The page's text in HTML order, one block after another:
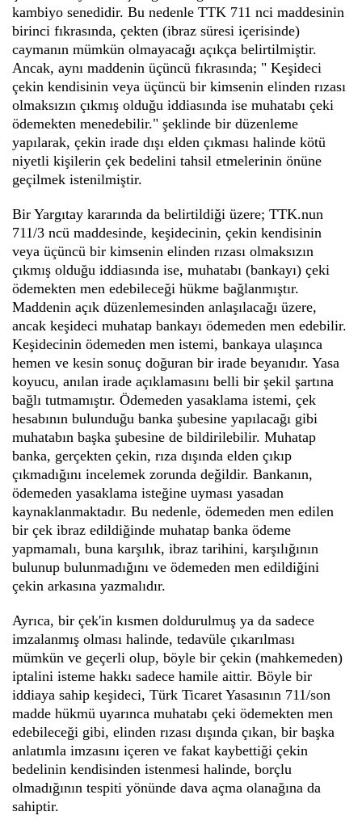
kambiyo senedidir. Bu nedenle TTK 711 nci maddesinin
birinci fıkrasında, çekten (ibraz süresi içerisinde)
caymanın mümkün olmayacağı açıkça belirtilmiştir.
Ancak, aynı maddenin üçüncü fıkrasında; " Keşideci
çekin kendisinin veya üçüncü bir kimsenin elinden rızası
olmaksızın çıkmış olduğu iddiasında ise muhatabı çeki
ödemekten menedebilir." şeklinde bir düzenleme
yapılarak, çekin irade dışı elden çıkması halinde kötü
niyetli kişilerin çek bedelini tahsil etmelerinin önüne
geçilmek istenilmiştir.
Bir Yargıtay kararında da belirtildiği üzere; TTK.nun
711/3 ncü maddesinde, keşidecinin, çekin kendisinin
veya üçüncü bir kimsenin elinden rızası olmaksızın
çıkmış olduğu iddiasında ise, muhatabı (bankayı) çeki
ödemekten men edebileceği hükme bağlanmıştır.
Maddenin açık düzenlemesinden anlaşılacağı üzere,
ancak keşideci muhatap bankayı ödemeden men edebilir.
Keşidecinin ödemeden men istemi, bankaya ulaşınca
hemen ve kesin sonuç doğuran bir irade beyanıdır. Yasa
koyucu, anılan irade açıklamasını belli bir şekil şartına
bağlı tutmamıştır. Ödemeden yasaklama istemi, çek
hesabının bulunduğu banka şubesine yapılacağı gibi
muhatabın başka şubesine de bildirilebilir. Muhatap
banka, gerçekten çekin, rıza dışında elden çıkıp
çıkmadığını incelemek zorunda değildir. Bankanın,
ödemeden yasaklama isteğine uyması yasadan
kaynaklanmaktadır. Bu nedenle, ödemeden men edilen
bir çek ibraz edildiğinde muhatap banka ödeme
yapmamalı, buna karşılık, ibraz tarihini, karşılığının
bulunup bulunmadığını ve ödemeden men edildiğini
çekin arkasına yazmalıdır.
Ayrıca, bir çek'in kısmen doldurulmuş ya da sadece
imzalanmış olması halinde, tedavüle çıkarılması
mümkün ve geçerli olup, böyle bir çekin (mahkemeden)
iptalini isteme hakkı sadece hamile aittir. Böyle bir
iddiaya sahip keşideci, Türk Ticaret Yasasının 711/son
madde hükmü uyarınca muhatabı çeki ödemekten men
edebileceği gibi, elinden rızası dışında çıkan, bir başka
anlatımla imzasını içeren ve fakat kaybettiği çekin
bedelinin kendisinden istenmesi halinde, borçlu
olmadığının tespiti yönünde dava açma olanağına da
sahiptir.